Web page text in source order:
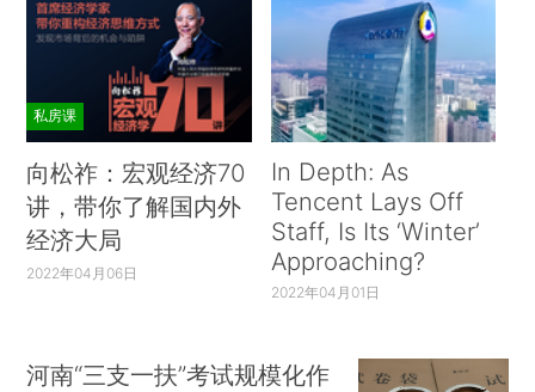
私房课
向松祚：宏观经济70
讲，带你了解国内外
经济大局
2022年04月06日
In Depth: As
Tencent Lays Off
Staff, Is Its ‘Winter’
Approaching?
2022年04月01日
河南“三支一扶”考试规模化作